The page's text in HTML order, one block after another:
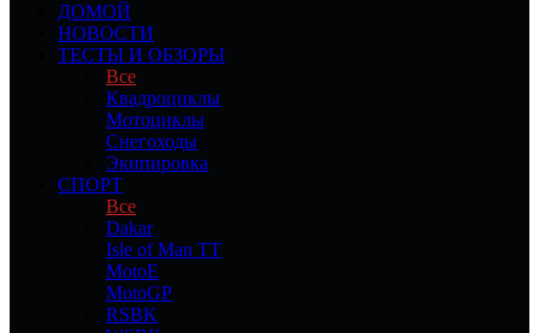
ДОМОЙ
НОВОСТИ
ТЕСТЫ И ОБЗОРЫ
Все
Квадроциклы
Мотоциклы
Снегоходы
Экипировка
СПОРТ
Все
Dakar
Isle of Man TT
MotoE
MotoGP
RSBK